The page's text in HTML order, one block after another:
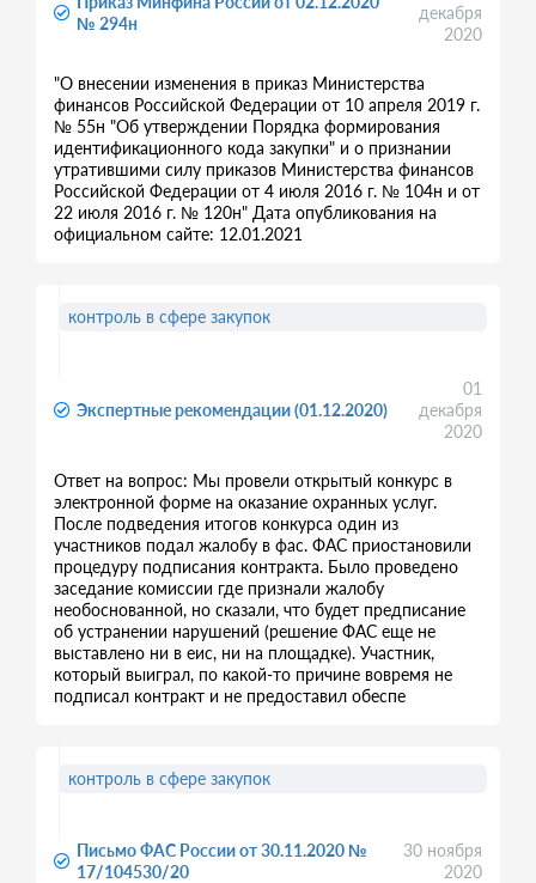
№ 294н
декабря
2020
"О внесении изменения в приказ Министерства
финансов Российской Федерации от 10 апреля 2019 г.
№ 55н "Об утверждении Порядка формирования
идентификационного кода закупки" и о признании
утратившими силу приказов Министерства финансов
Российской Федерации от 4 июля 2016 г. № 104н и от
22 июля 2016 г. № 120н" Дата опубликования на
официальном сайте: 12.01.2021
Экспертные рекомендации (01.12.2020)
01
декабря
2020
Ответ на вопрос: Мы провели открытый конкурс в
электронной форме на оказание охранных услуг.
После подведения итогов конкурса один из
участников подал жалобу в фас. ФАС приостановили
процедуру подписания контракта. Было проведено
заседание комиссии где признали жалобу
необоснованной, но сказали, что будет предписание
об устранении нарушений (решение ФАС еще не
выставлено ни в еис, ни на площадке). Участник,
который выиграл, по какой-то причине вовремя не
подписал контракт и не предоставил обеспе
контроль в сфере закупок
Письмо ФАС России от 30.11.2020 №
17/104530/20
30 ноября
2020
контроль в сфере закупок